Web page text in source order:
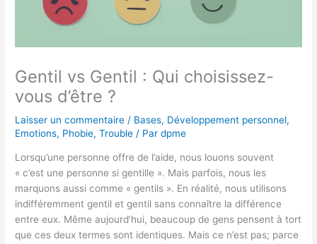
Gentil vs Gentil : Qui choisissez-
vous d’être ?
Laisser un commentaire / Bases, Développement personnel,
Emotions, Phobie,Trouble / Pardpme
Lorsqu’une personne offre de l’aide, nous louons souvent
« c’est une personne si gentille ». Mais parfois, nous les
marquons aussi comme « gentils ». En réalité, nous utilisons
indifféremment gentil et gentil sans connaître la différence
entre eux. Même aujourd’hui, beaucoup de gens pensent à tort
que ces deux termes sont identiques. Mais ce n’est pas; parce